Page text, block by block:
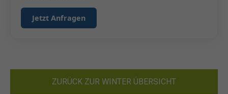
Jetzt Anfragen
ZURÜCK ZUR WINTER ÜBERSICHT